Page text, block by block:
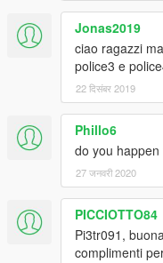
Jonas2019
ciao ragazzi
police3 e
22 दिसंबर 2019
Phillo6
do you
27 जनवरी 2020
PICCIOTTO84
Pi3tr091,
complimenti